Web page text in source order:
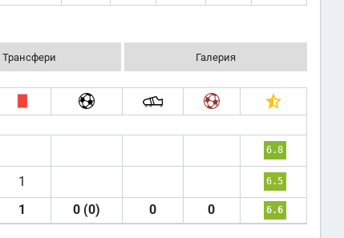
Трансфери Галерия
6.8
1 6.5
1 0 (0) 0 0 6.6